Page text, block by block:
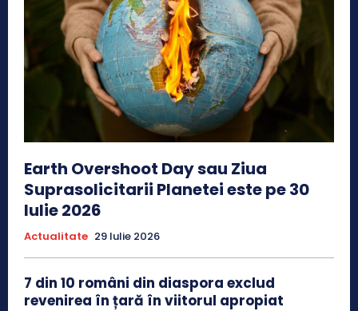
Earth Overshoot Day sau Ziua
Suprasolicitarii Planetei este pe 30
Iulie 2026
Actualitate 29 Iulie 2026
7 din 10 români din diaspora exclud
revenirea în țară în viitorul apropiat